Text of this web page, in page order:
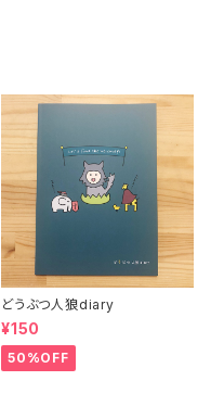
どうぶつ人狼diary
¥150
50%OFF